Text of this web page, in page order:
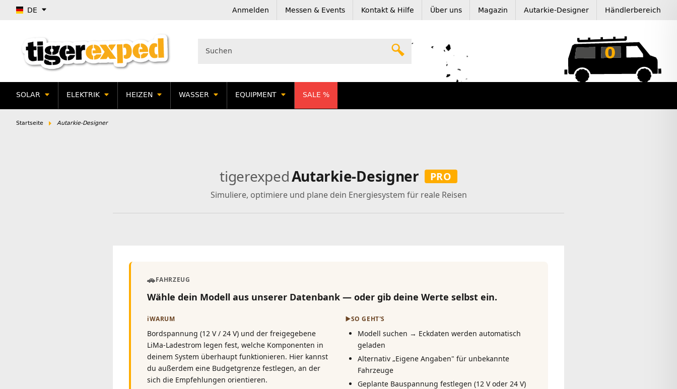
DE Anmelden Messen & Events Kontakt & Hilfe Über uns Magazin Autarkie-Designer Händlerbereich
0
SOLAR ELEKTRIK HEIZEN WASSER EQUIPMENT SALE %
Startseite Autarkie-Designer
tigerexpedAutarkie-Designer PRO
Simuliere, optimiere und plane dein Energiesystem für reale Reisen
🚗FAHRZEUG
Wähle dein Modell aus unserer Datenbank — oder gib deine Werte selbst ein.
ℹ️WARUM
Bordspannung (12 V / 24 V) und der freigegebene
LiMa-Ladestrom legen fest, welche Komponenten in
deinem System überhaupt funktionieren. Hier kannst
du außerdem eine Budgetgrenze festlegen, an der
sich die Empfehlungen orientieren.
▶️SO GEHT'S
Modell suchen → Eckdaten werden automatisch
geladen
Alternativ „Eigene Angaben" für unbekannte
Fahrzeuge
Geplante Bauspannung festlegen (12 V oder 24 V)